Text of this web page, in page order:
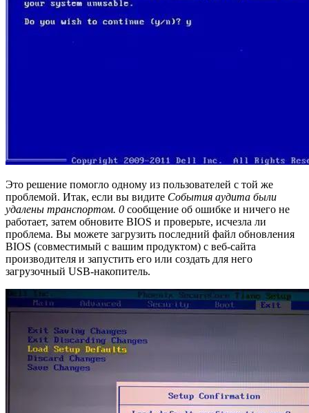
Это решение помогло одному из пользователей с той же
проблемой. Итак, если вы видите События аудита были
удалены транспортом. 0 сообщение об ошибке и ничего не
работает, затем обновите BIOS и проверьте, исчезла ли
проблема. Вы можете загрузить последний файл обновления
BIOS (совместимый с вашим продуктом) с веб-сайта
производителя и запустить его или создать для него
загрузочный USB-накопитель.